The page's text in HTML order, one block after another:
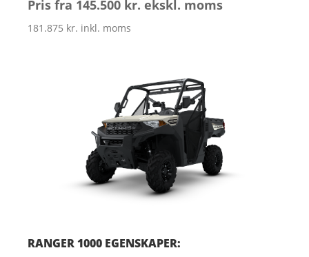
Pris fra 145.500 kr. ekskl. moms
181.875 kr. inkl. moms
RANGER 1000 EGENSKAPER: